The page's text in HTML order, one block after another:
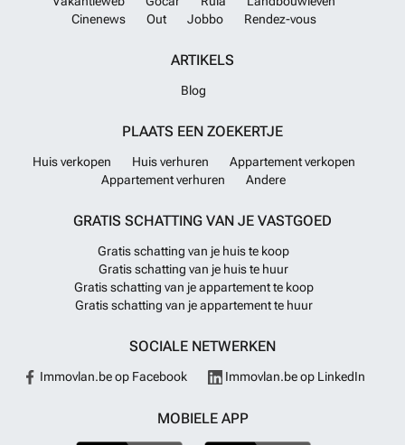
Cinenews
Out Jobbo Rendez-vous
ARTIKELS
Blog
PLAATS EEN ZOEKERTJE
Huis verkopen Huis verhuren
Appartement verkopen
Appartement verhuren
Andere
GRATIS SCHATTING VAN JE VASTGOED
Gratis schatting van je huis te koop
Gratis schatting van je huis te huur
Gratis schatting van je appartement te koop
Gratis schatting van je appartement te huur
SOCIALE NETWERKEN
Immovlan.be op Facebook Immovlan.be op LinkedIn
MOBIELE APP